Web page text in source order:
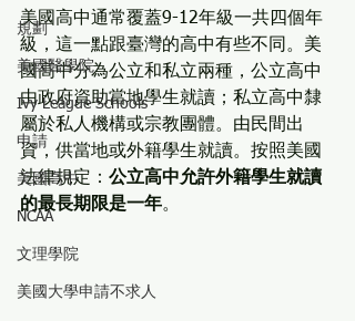
規劃
美國醫學院
Ivy League Schools
申請
美國高中
NCAA
文理學院
美國大學申請不求人
美國高中通常覆蓋9-12年級一共四個年
級，這一點跟臺灣的高中有些不同。美
國高中分為公立和私立兩種，公立高中
由政府資助當地學生就讀；私立高中隸
屬於私人機構或宗教團體。由民間出
資，供當地或外籍學生就讀。按照美國
法律規定： 公立高中允許外籍學生就讀
的最長期限是一年。